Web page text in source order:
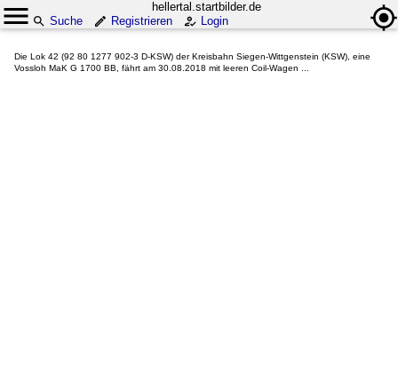
hellertal.startbilder.de
Suche
Registrieren Login
Die Lok 42 (92 80 1277 902-3 D-KSW) der Kreisbahn Siegen-Wittgenstein (KSW), eine
Vossloh MaK G 1700 BB, fährt am 30.08.2018 mit leeren Coil-Wagen ...